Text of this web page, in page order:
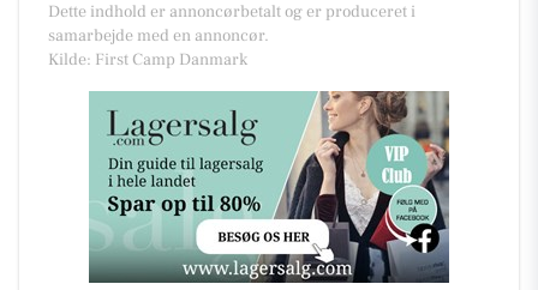
Dette indhold er annoncørbetalt og er produceret i
samarbejde med en annoncør.
Kilde: First Camp Danmark